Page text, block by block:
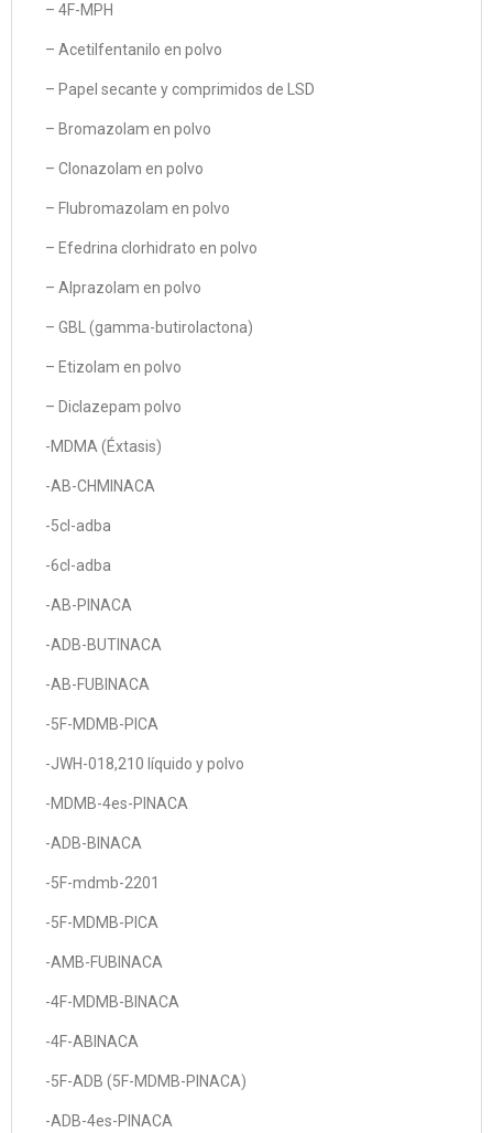
– 4F-MPH
– Acetilfentanilo en polvo
– Papel secante y comprimidos de LSD
– Bromazolam en polvo
– Clonazolam en polvo
– Flubromazolam en polvo
– Efedrina clorhidrato en polvo
– Alprazolam en polvo
– GBL (gamma-butirolactona)
– Etizolam en polvo
– Diclazepam polvo
-MDMA (Éxtasis)
-AB-CHMINACA
-5cl-adba
-6cl-adba
-AB-PINACA
-ADB-BUTINACA
-AB-FUBINACA
-5F-MDMB-PICA
-JWH-018,210 líquido y polvo
-MDMB-4es-PINACA
-ADB-BINACA
-5F-mdmb-2201
-5F-MDMB-PICA
-AMB-FUBINACA
-4F-MDMB-BINACA
-4F-ABINACA
-5F-ADB (5F-MDMB-PINACA)
-ADB-4es-PINACA